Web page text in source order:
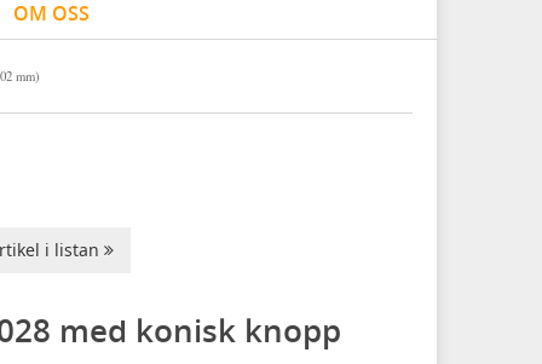
OM OSS
mm)
i listan
med konisk knopp